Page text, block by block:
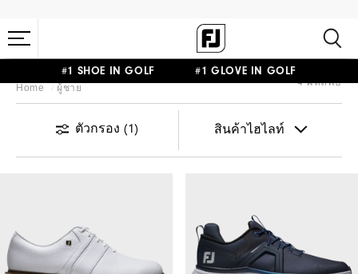
#1 SHOE IN GOLF #1 GLOVE IN GOLF
Home ผู้ชาย 4 ผลลัพธ์
ตัวกรอง (1)